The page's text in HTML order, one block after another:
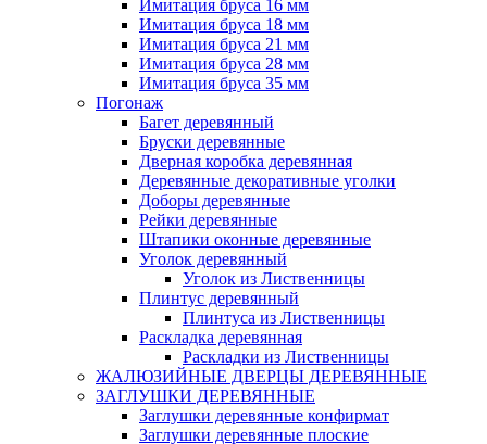
Имитация бруса 16 мм
Имитация бруса 18 мм
Имитация бруса 21 мм
Имитация бруса 28 мм
Имитация бруса 35 мм
Погонаж
Багет деревянный
Бруски деревянные
Дверная коробка деревянная
Деревянные декоративные уголки
Доборы деревянные
Рейки деревянные
Штапики оконные деревянные
Уголок деревянный
Уголок из Лиственницы
Плинтус деревянный
Плинтуса из Лиственницы
Раскладка деревянная
Раскладки из Лиственницы
ЖАЛЮЗИЙНЫЕ ДВЕРЦЫ ДЕРЕВЯННЫЕ
ЗАГЛУШКИ ДЕРЕВЯННЫЕ
Заглушки деревянные конфирмат
Заглушки деревянные плоские